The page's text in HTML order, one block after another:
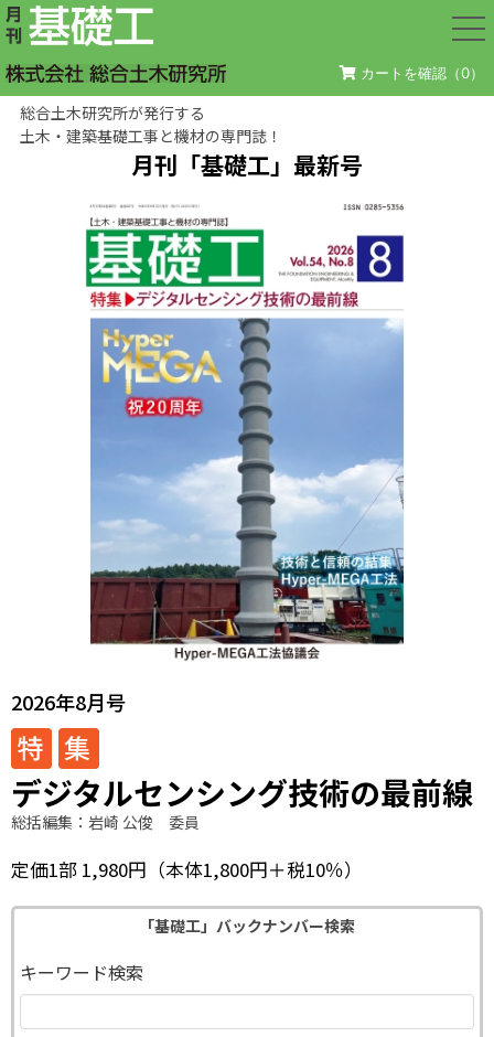
カートを確認（0）
総合土木研究所が発行する
土木・建築基礎工事と機材の専門誌！
月刊「基礎工」最新号
2026年8月号
デジタルセンシング技術の最前線
総括編集：岩崎 公俊 委員
定価1部 1,980円 （本体1,800円＋税10％）
「基礎工」バックナンバー検索
キーワード検索